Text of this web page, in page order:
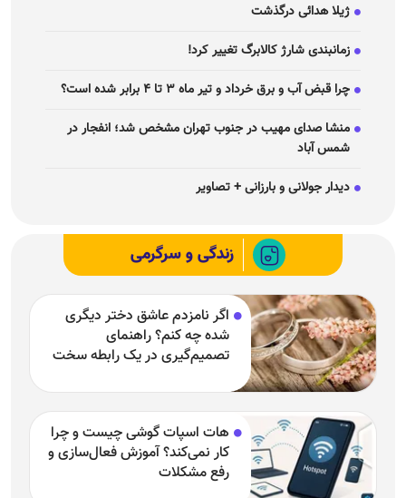
ژیلا هدائی درگذشت
زمانبندی شارژ کالابرگ تغییر کرد!
چرا قبض آب و برق خرداد و تیر ماه ۳ تا ۴ برابر شده است؟
منشا صدای مهیب در جنوب تهران مشخص شد؛ انفجار در
شمس آباد
دیدار جولانی و بارزانی + تصاویر
زندگی و سرگرمی
اگر نامزدم عاشق دختر دیگری
شده چه کنم؟ راهنمای
تصمیم‌گیری در یک رابطه سخت
هات اسپات گوشی چیست و چرا
کار نمی‌کند؟ آموزش فعال‌سازی و
رفع مشکلات